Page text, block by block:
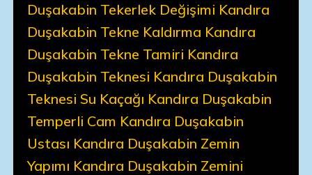
Duşakabin Tekerlek Değişimi Kandıra
Duşakabin Tekne Kaldırma Kandıra
Duşakabin Tekne Tamiri Kandıra
Duşakabin Teknesi Kandıra Duşakabin
Teknesi Su Kaçağı Kandıra Duşakabin
Temperli Cam Kandıra Duşakabin
Ustası Kandıra Duşakabin Zemin
Yapımı Kandıra Duşakabin Zemini